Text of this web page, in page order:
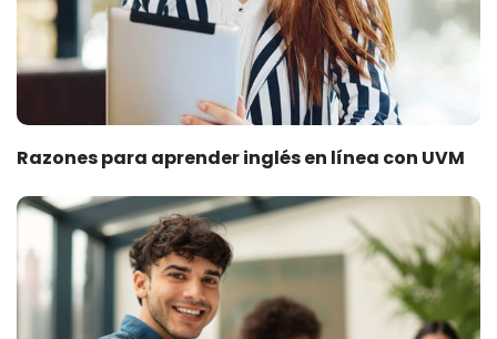
Razones para aprender inglés en línea con UVM